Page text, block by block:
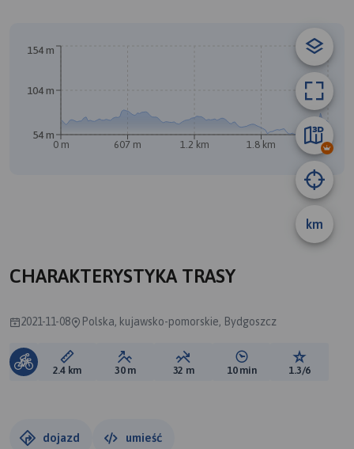
km
0 m 607 m 1.2 km 1.8 km 2.4 km
54 m
104 m
154 m
CHARAKTERYSTYKA TRASY
2021-11-08 Polska, kujawsko-pomorskie, Bydgoszcz
Długość trasy:
2.4 km Suma przewyższeń:
30 m Suma spadków:
32 m Średni czas potrzebny
10 min Ocena
1.3/6
dojazd umieść